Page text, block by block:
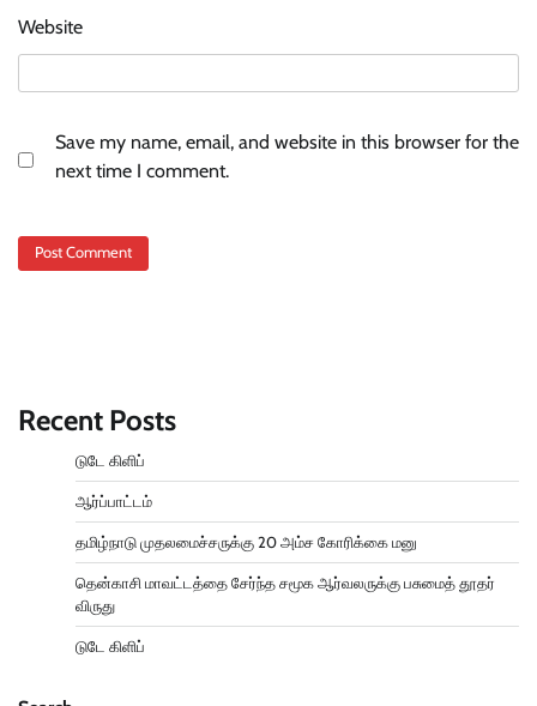
Website
Save my name, email, and website in this browser for the
next time I comment.
Recent Posts
டுடே கிளிப்
ஆர்ப்பாட்டம்
தமிழ்நாடு முதலமைச்சருக்கு 20 அம்ச கோரிக்கை மனு
தென்காசி மாவட்டத்தை சேர்ந்த சமூக ஆர்வலருக்கு பசுமைத் தூதர்
விருது
டுடே கிளிப்